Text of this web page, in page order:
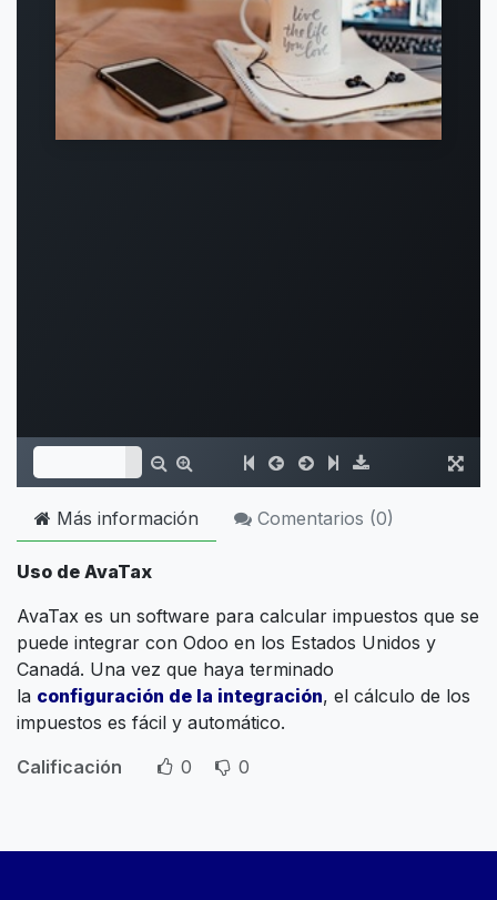
Más información Comentarios (0)
Uso de AvaTax
AvaTax es un software para calcular impuestos que se
puede integrar con Odoo en los Estados Unidos y
Canadá. Una vez que haya terminado
la configuración de la integración, el cálculo de los
impuestos es fácil y automático.
Calificación
0 0